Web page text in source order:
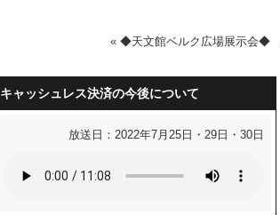
« ◆天文館ベルク広場展示会◆
キャッシュレス決済の今後について
放送日：2022年7月25日・29日・30日